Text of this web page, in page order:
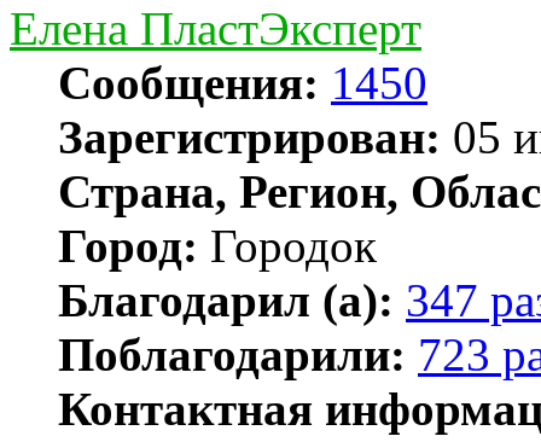
Елена ПластЭксперт
Сообщения: 1450
Зарегистрирован: 05
Страна, Регион,
Город: Городок
Благодарил (а): 347
Поблагодарили: 723
Контактная